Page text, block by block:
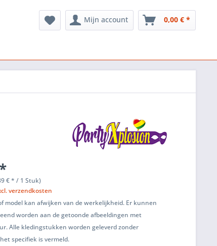
Mijn account 0,00 € *
€ * / 1 Stuk)
verzendkosten
model kan afwijken van de werkelijkheid. Er kunnen
worden aan de getoonde afbeeldingen met
Alle kledingstukken worden geleverd zonder
specifiek is vermeld.